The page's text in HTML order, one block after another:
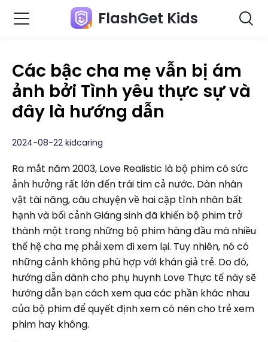
FlashGet Kids
Các bậc cha mẹ vẫn bị ám
ảnh bởi Tình yêu thực sự và
đây là hướng dẫn
2024-08-22 kidcaring
Ra mắt năm 2003, Love Realistic là bộ phim có sức
ảnh hưởng rất lớn đến trái tim cả nước. Dàn nhân
vật tài năng, câu chuyện về hai cặp tình nhân bất
hạnh và bối cảnh Giáng sinh đã khiến bộ phim trở
thành một trong những bộ phim hàng đầu mà nhiều
thế hệ cha mẹ phải xem đi xem lại. Tuy nhiên, nó có
những cảnh không phù hợp với khán giả trẻ. Do đó,
hướng dẫn dành cho phụ huynh Love Thực tế này sẽ
hướng dẫn bạn cách xem qua các phần khác nhau
của bộ phim để quyết định xem có nên cho trẻ xem
phim hay không.